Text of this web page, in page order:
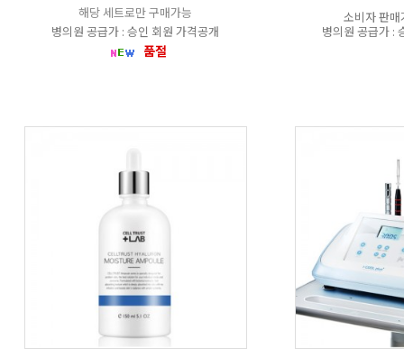
해당 세트로만 구매가능
병의원 공급가 : 승인 회원 가격공개
품절
소비자 판
병의원 공급가 :